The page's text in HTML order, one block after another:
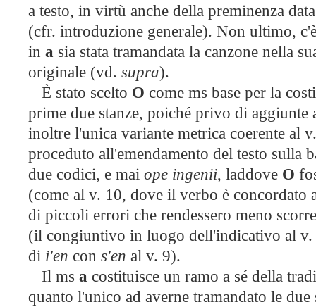
a testo, in virtù anche della preminenza
(cfr. introduzione generale). Non ultimo,
in a sia stata tramandata la canzone nella
originale (vd. supra).
È stato scelto O come ms base per la
prime due stanze, poiché privo di aggiunte
inoltre l'unica variante metrica coerente al
proceduto all'emendamento del testo sulla
due codici, e mai ope ingenii, laddove O
(come al v. 10, dove il verbo è concordato
di piccoli errori che rendessero meno
(il congiuntivo in luogo dell'indicativo al v.
di i'en con s'en al v. 9).
Il ms a costituisce un ramo a sé della
quanto l'unico ad averne tramandato le